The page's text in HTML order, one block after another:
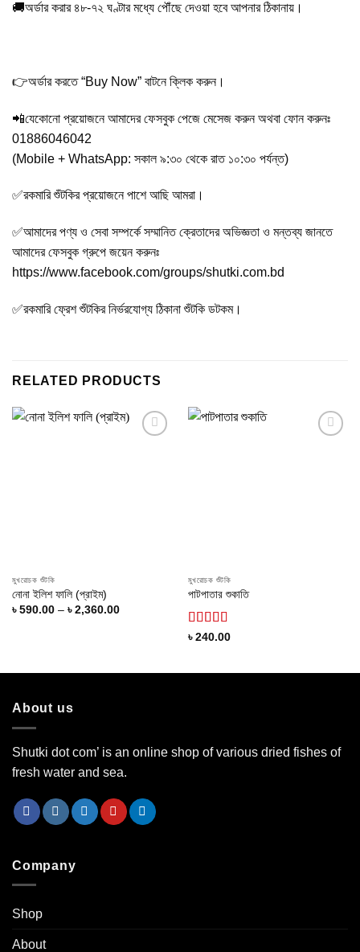
🚚অর্ডার করার ৪৮-৭২ ঘণ্টার মধ্যে পৌঁছে দেওয়া হবে আপনার ঠিকানায়।
👉অর্ডার করতে “Buy Now” বাটনে ক্লিক করুন।
📲যেকোনো প্রয়োজনে আমাদের ফেসবুক পেজে মেসেজ করুন অথবা ফোন করুনঃ
01886046042
(Mobile + WhatsApp: সকাল ৯:৩০ থেকে রাত ১০:৩০ পর্যন্ত)
✅রকমারি শুঁটকির প্রয়োজনে পাশে আছি আমরা।
✅আমাদের পণ্য ও সেবা সম্পর্কে সম্মানিত ক্রেতাদের অভিজ্ঞতা ও মন্তব্য জানতে
আমাদের ফেসবুক গ্রুপে জয়েন করুনঃ
https://www.facebook.com/groups/shutki.com.bd
✅রকমারি ফ্রেশ শুঁটকির নির্ভরযোগ্য ঠিকানা শুঁটকি ডটকম।
RELATED PRODUCTS
মুখরোচক শুঁটকি
নোনা ইলিশ ফালি (প্রাইম)
৳ 590.00 – ৳ 2,360.00Price
মুখরোচক শুঁটকি
পাটপাতার শুকাতি
Rated
৳ 240.00
About us
Shutki dot com’ is an online shop of various dried fishes of
fresh water and sea.
Company
Shop
About